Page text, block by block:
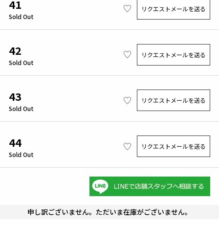
41
Sold Out
リクエストメールを送る
42
Sold Out
リクエストメールを送る
43
Sold Out
リクエストメールを送る
44
Sold Out
リクエストメールを送る
申し訳ございません。ただいま在庫がございません。